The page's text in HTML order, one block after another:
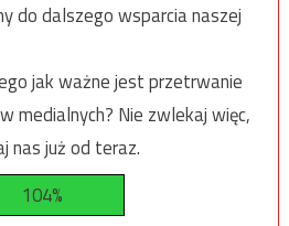
do dalszego wsparcia naszej
jak ważne jest przetrwanie
medialnych? Nie zwlekaj więc,
nas już od teraz.
104%